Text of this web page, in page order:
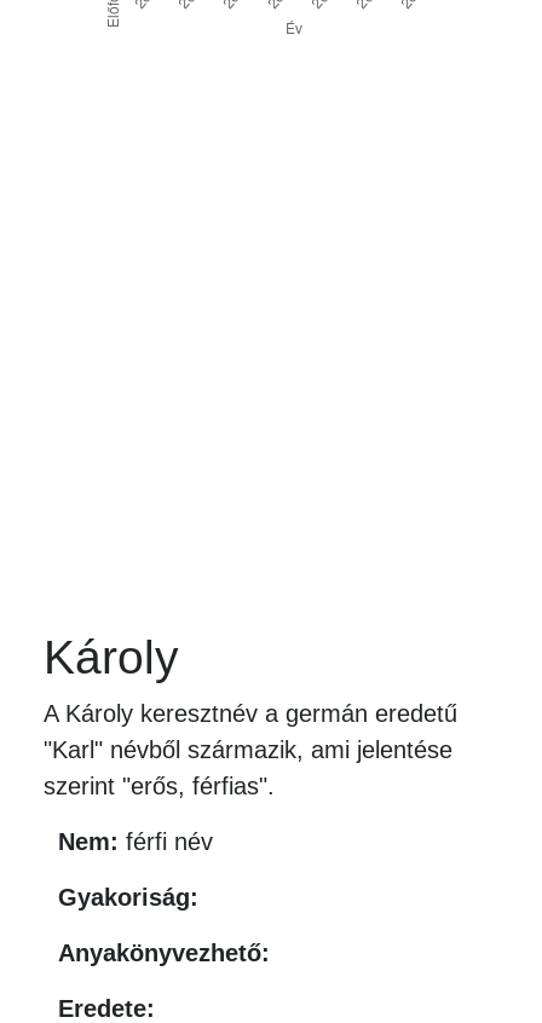
Károly
A Károly keresztnév a germán eredetű
"Karl" névből származik, ami jelentése
szerint "erős, férfias".
Nem: férfi név
Gyakoriság:
Anyakönyvezhető:
Eredete: